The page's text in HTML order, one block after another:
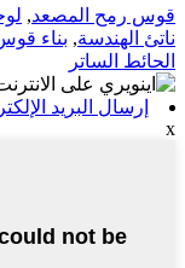
قوس رمح المصعد,
ناتئ الهندسة, بناء
الحائط الساتر
إرسال البريد
x